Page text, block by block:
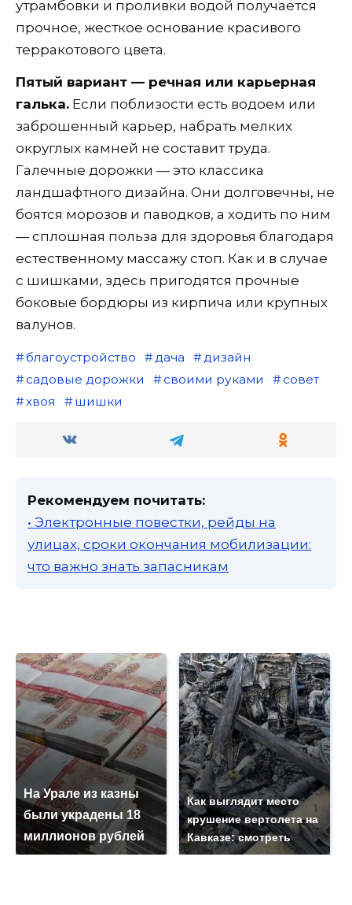
утрамбовки и проливки водой получается
прочное, жесткое основание красивого
терракотового цвета.
Пятый вариант — речная или карьерная
галька. Если поблизости есть водоем или
заброшенный карьер, набрать мелких
округлых камней не составит труда.
Галечные дорожки — это классика
ландшафтного дизайна. Они долговечны, не
боятся морозов и паводков, а ходить по ним
— сплошная польза для здоровья благодаря
естественному массажу стоп. Как и в случае
с шишками, здесь пригодятся прочные
боковые бордюры из кирпича или крупных
валунов.
благоустройство дача
дизайн
садовые дорожки
своими руками
совет
хвоя
шишки
Рекомендуем почитать:
• Электронные повестки, рейды на
улицах, сроки окончания мобилизации:
что важно знать запасникам
На Урале из казны
были украдены 18
миллионов рублей
Как выглядит место
крушение вертолета на
Кавказе: смотреть